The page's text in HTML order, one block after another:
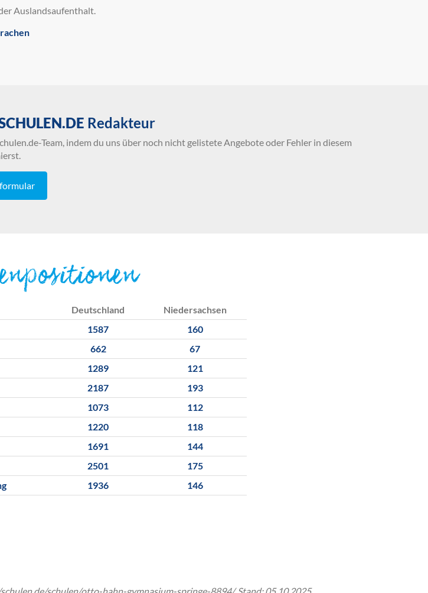
Auslandsaufenthalt.
Redakteur
Team, indem du uns über noch nicht gelistete Angebote oder Fehler in diesem
Deutschland
Niedersachsen
1587
160
662
67
1289
121
2187
193
1073
112
1220
118
1691
144
2501
175
1936 146